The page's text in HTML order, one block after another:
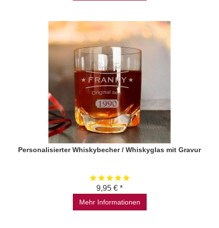
Personalisierter Whiskybecher / Whiskyglas mit Gravur
9,95 € *
Mehr Informationen